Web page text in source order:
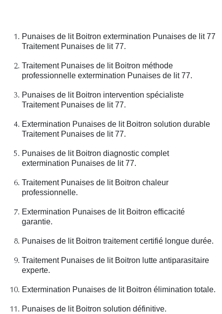
Punaises de lit Boitron extermination Punaises de lit 77
Traitement Punaises de lit 77.
Traitement Punaises de lit Boitron méthode
professionnelle extermination Punaises de lit 77.
Punaises de lit Boitron intervention spécialiste
Traitement Punaises de lit 77.
Extermination Punaises de lit Boitron solution durable
Traitement Punaises de lit 77.
Punaises de lit Boitron diagnostic complet
extermination Punaises de lit 77.
Traitement Punaises de lit Boitron chaleur
professionnelle.
Extermination Punaises de lit Boitron efficacité
garantie.
Punaises de lit Boitron traitement certifié longue durée.
Traitement Punaises de lit Boitron lutte antiparasitaire
experte.
Extermination Punaises de lit Boitron élimination totale.
Punaises de lit Boitron solution définitive.